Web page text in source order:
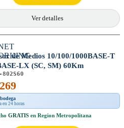
Ver detalles
de Medios 10/100/1000BASE-T
LX (SC, SM) 60Km
802S60
en 24 horas
GRATIS en Region Metropolitana